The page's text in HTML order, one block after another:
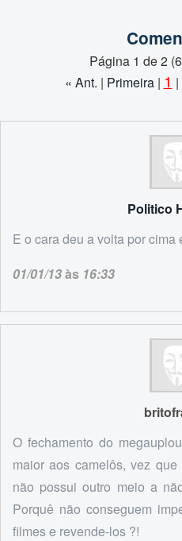
Página 1 de 2
« Ant. | Primeira| 1 |
Politico
E o cara deu a volta por cima
01/01/13às 16:33
O fechamento do
maior aos camelôs, vez
não possui outro meio a
Porquê não conseguem
filmes e revende-los ?!